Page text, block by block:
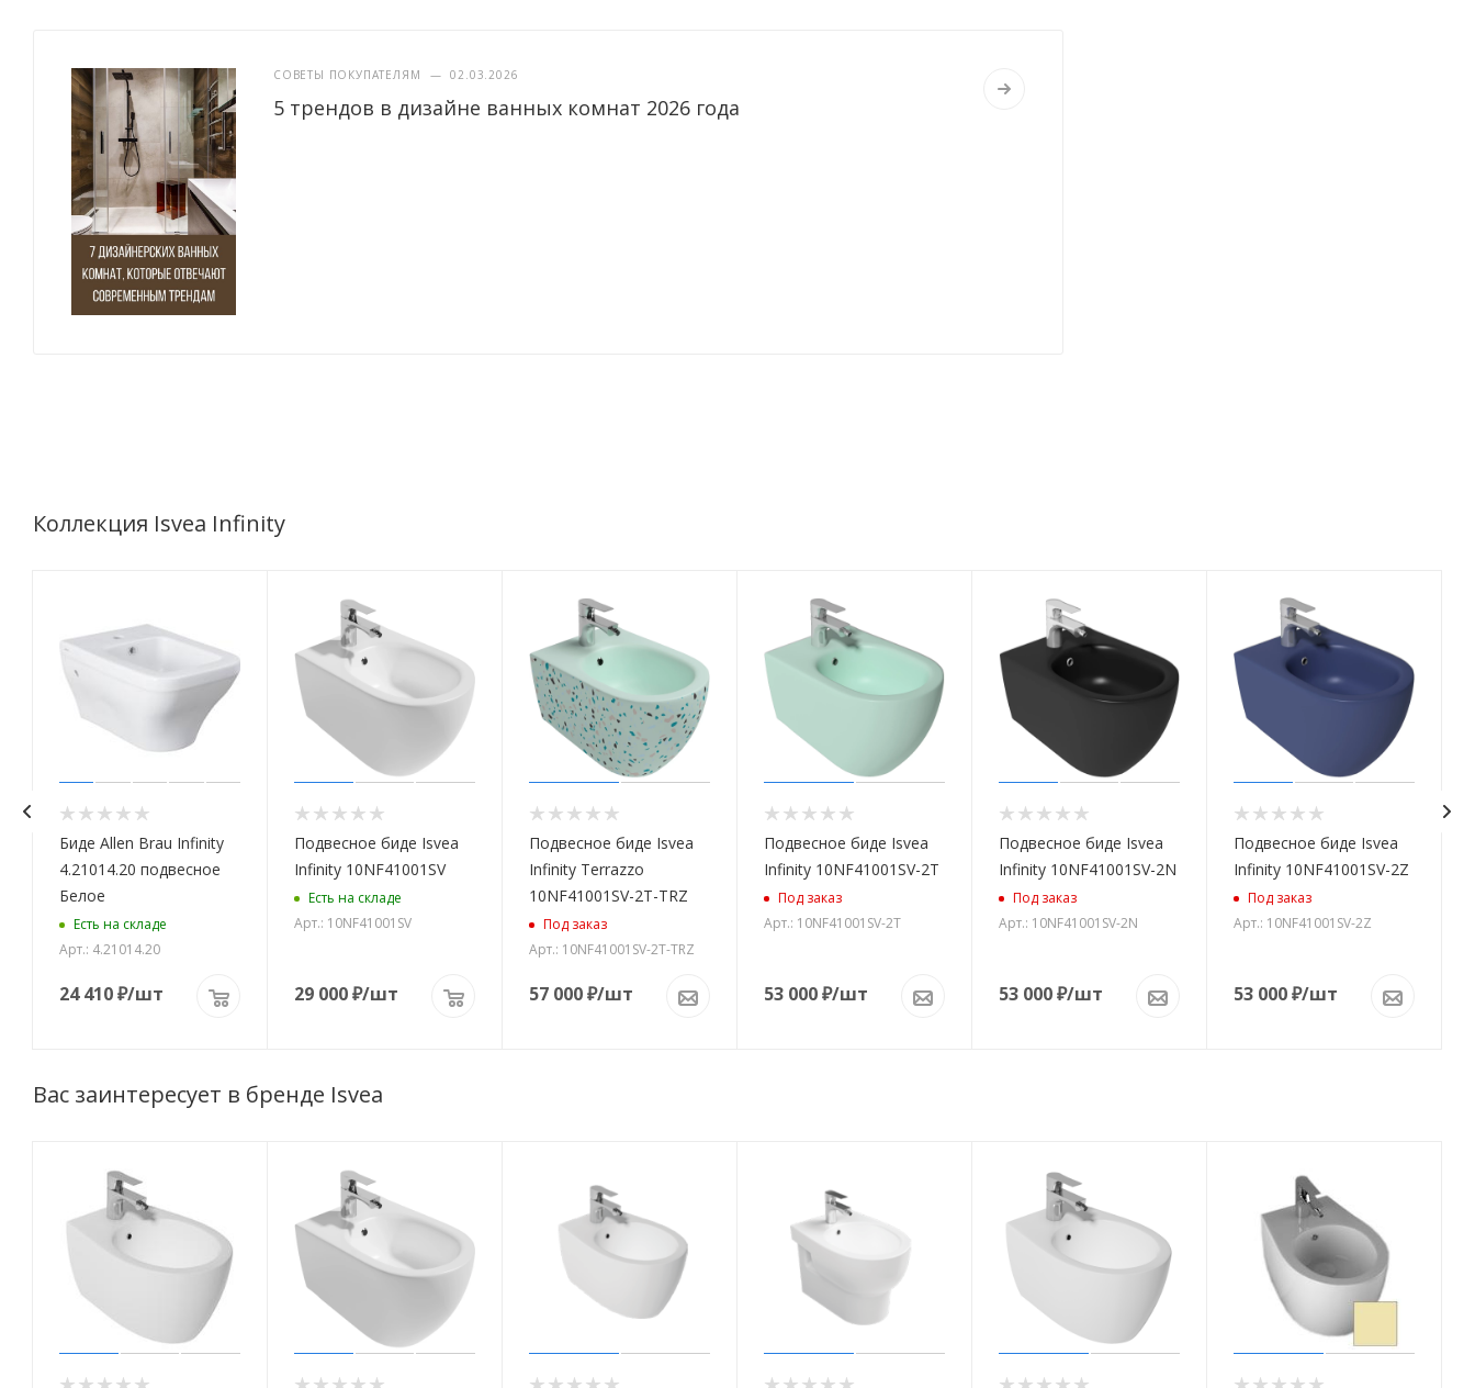
СОВЕТЫ ПОКУПАТЕЛЯМ — 02.03.2026
5 трендов в дизайне ванных комнат 2026 года
Коллекция Isvea Infinity
Биде Allen Brau Infinity
4.21014.20 подвесное
Белое
Есть на складе
Арт.: 4.21014.20
24 410₽/шт
Подвесное биде Isvea
Infinity 10NF41001SV
Есть на складе
Арт.: 10NF41001SV
29 000₽/шт
Подвесное биде Isvea
Infinity Terrazzo
10NF41001SV-2T-TRZ
Под заказ
Арт.: 10NF41001SV-2T-TRZ
57 000₽/шт
Подвесное биде Isvea
Infinity 10NF41001SV-2T
Под заказ
Арт.: 10NF41001SV-2T
53 000₽/шт
Подвесное биде Isvea
Infinity 10NF41001SV-2N
Под заказ
Арт.: 10NF41001SV-2N
53 000₽/шт
Подвесное биде Isvea
Infinity 10NF41001SV-2Z
Под заказ
Арт.: 10NF41001SV-2Z
53 000₽/шт
Вас заинтересует в бренде Isvea